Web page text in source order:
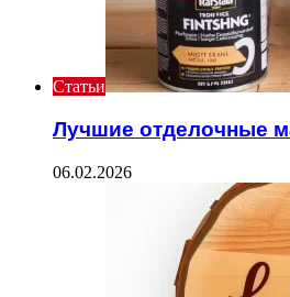
Статьи
Лучшие отделочные
06.02.2026